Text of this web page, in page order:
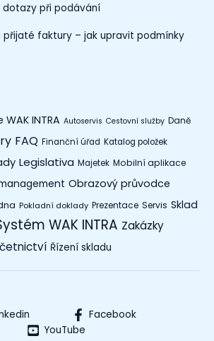
dotazy při podávání
faktury – jak upravit podmínky
INTRA Autoservis Cestovní služby Daně
FAQ Finanční úřad Katalog položek
Legislativa Majetek Mobilní aplikace
Obrazový průvodce
Pokladní doklady Prezentace Servis Sklad
WAK INTRA Zakázky
Řízení skladu
Facebook
YouTube